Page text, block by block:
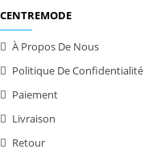
CENTREMODE
À Propos De Nous
Politique De Confidentialité
Paiement
Livraison
Retour